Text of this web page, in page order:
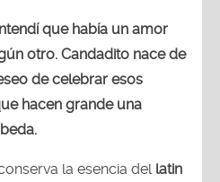
que había un amor
otro. Candadito nace de
de celebrar esos
hacen grande una
la esencia del latin